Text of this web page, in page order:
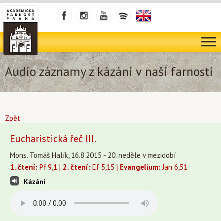
Audio záznamy z kázání v naší farnosti
Zpět
Eucharistická řeč III.
Mons. Tomáš Halík, 16.8.2015 - 20. neděle v mezidobí
1. čtení: Př 9,1 | 2. čtení: Ef 5,15 | Evangelium: Jan 6,51
Kázání